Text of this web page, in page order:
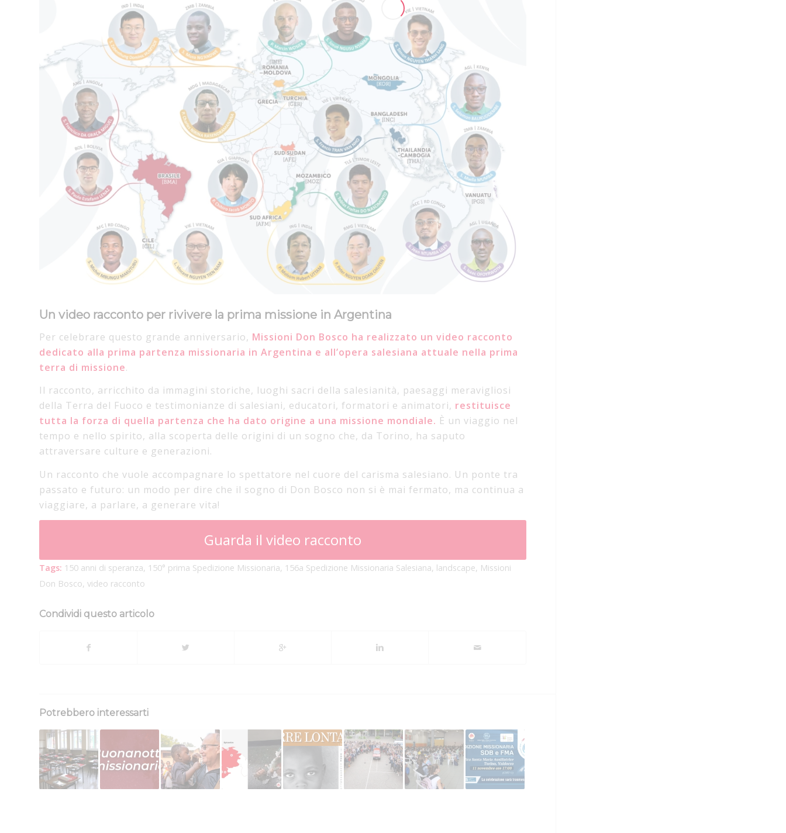
Un video racconto per rivivere la prima missione in Argentina
Per celebrare questo grande anniversario, Missioni Don Bosco ha realizzato un video racconto
dedicato alla prima partenza missionaria in Argentina e all’opera salesiana attuale nella prima
terra di missione.
Il racconto, arricchito da immagini storiche, luoghi sacri della salesianità, paesaggi meravigliosi
della Terra del Fuoco e testimonianze di salesiani, educatori, formatori e animatori, restituisce
tutta la forza di quella partenza che ha dato origine a una missione mondiale. È un viaggio nel
tempo e nello spirito, alla scoperta delle origini di un sogno che, da Torino, ha saputo
attraversare culture e generazioni.
Un racconto che vuole accompagnare lo spettatore nel cuore del carisma salesiano. Un ponte tra
passato e futuro: un modo per dire che il sogno di Don Bosco non si è mai fermato, ma continua a
viaggiare, a parlare, a generare vita!
Guarda il video racconto
Tags: 150 anni di speranza, 150° prima Spedizione Missionaria, 156a Spedizione Missionaria Salesiana, landscape, Missioni
Don Bosco, video racconto
Condividi questo articolo
Potrebbero interessarti